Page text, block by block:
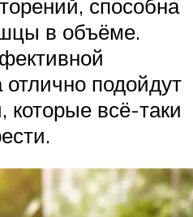
способна
в объёме.
подойдут
которые всё-таки